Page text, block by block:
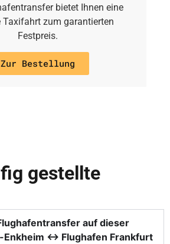
bietet Ihnen eine
Taxifahrt zum garantierten
Festpreis.
Zur Bestellung
gestellte
auf dieser
Enkheim ↔ Flughafen Frankfurt